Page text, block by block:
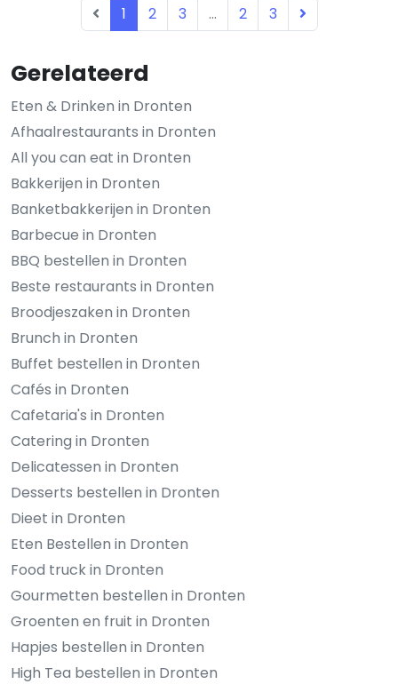
Gerelateerd
Eten & Drinken in Dronten
Afhaalrestaurants in Dronten
All you can eat in Dronten
Bakkerijen in Dronten
Banketbakkerijen in Dronten
Barbecue in Dronten
BBQ bestellen in Dronten
Beste restaurants in Dronten
Broodjeszaken in Dronten
Brunch in Dronten
Buffet bestellen in Dronten
Cafés in Dronten
Cafetaria's in Dronten
Catering in Dronten
Delicatessen in Dronten
Desserts bestellen in Dronten
Dieet in Dronten
Eten Bestellen in Dronten
Food truck in Dronten
Gourmetten bestellen in Dronten
Groenten en fruit in Dronten
Hapjes bestellen in Dronten
High Tea bestellen in Dronten
1 2 3 ... 2 3